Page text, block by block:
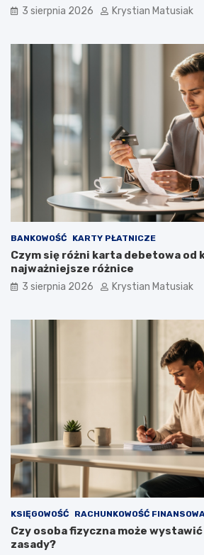
3 sierpnia 2026 Krystian Matusiak
BANKOWOŚĆ KARTY PŁATNICZE
Czym się różni karta debetowa od
najważniejsze różnice
3 sierpnia 2026 Krystian Matusiak
KSIĘGOWOŚĆ RACHUNKOWOŚĆ FINANSOWA
Czy osoba fizyczna może
zasady?